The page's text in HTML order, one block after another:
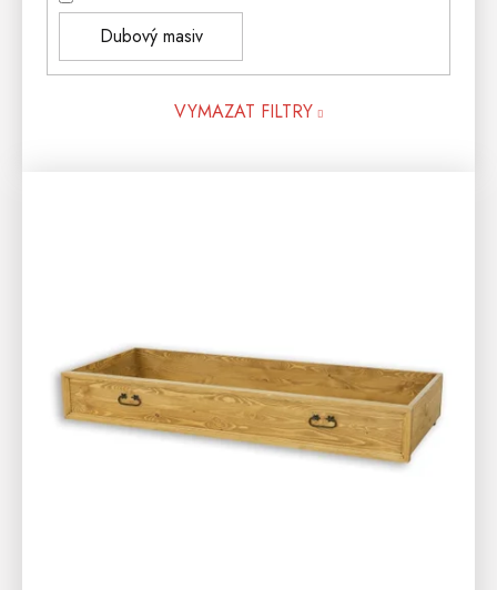
Dubový masiv
VYMAZAT FILTRY